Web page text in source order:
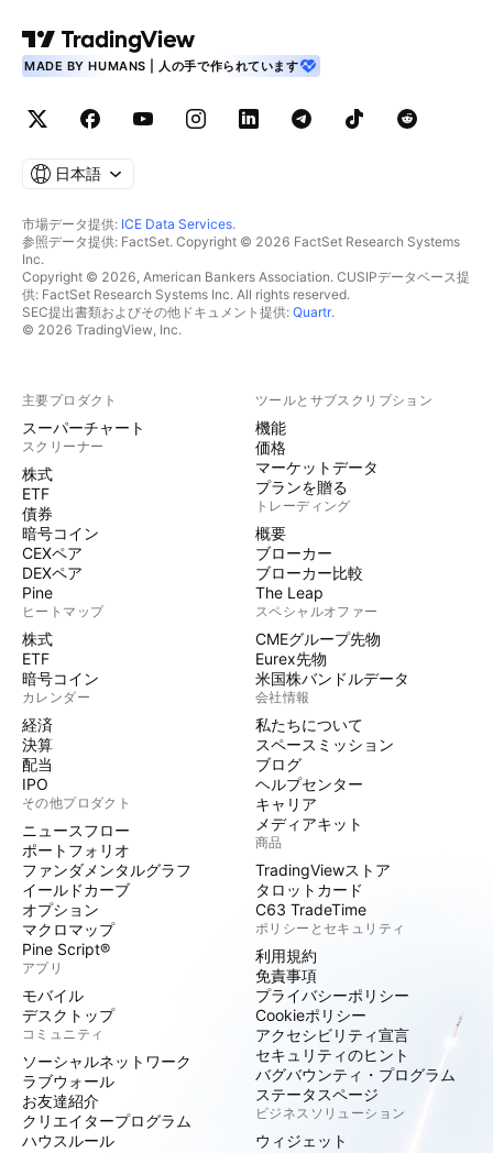
MADE BY HUMANS | 人の手で作られています
日本語
市場データ提供: ICE Data Services.
参照データ提供: FactSet. Copyright © 2026 FactSet Research Systems
Inc.
Copyright © 2026, American Bankers Association. CUSIPデータベース提
供: FactSet Research Systems Inc. All rights reserved.
SEC提出書類およびその他ドキュメント提供: Quartr.
© 2026 TradingView, Inc.
主要プロダクト
スーパーチャート
スクリーナー
株式
ETF
債券
暗号コイン
CEXペア
DEXペア
Pine
ヒートマップ
株式
ETF
暗号コイン
カレンダー
経済
決算
配当
IPO
その他プロダクト
ニュースフロー
ポートフォリオ
ファンダメンタルグラフ
イールドカーブ
オプション
マクロマップ
Pine Script®
アプリ
モバイル
デスクトップ
コミュニティ
ソーシャルネットワーク
ラブウォール
お友達紹介
クリエイタープログラム
ハウスルール
ツールとサブスクリプション
機能
価格
マーケットデータ
プランを贈る
トレーディング
概要
ブローカー
ブローカー比較
The Leap
スペシャルオファー
CMEグループ先物
Eurex先物
米国株バンドルデータ
会社情報
私たちについて
スペースミッション
ブログ
ヘルプセンター
キャリア
メディアキット
商品
TradingViewストア
タロットカード
C63 TradeTime
ポリシーとセキュリティ
利用規約
免責事項
プライバシーポリシー
Cookieポリシー
アクセシビリティ宣言
セキュリティのヒント
バグバウンティ・プログラム
ステータスページ
ビジネスソリューション
ウィジェット